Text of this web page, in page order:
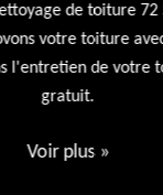
Sarthe nous